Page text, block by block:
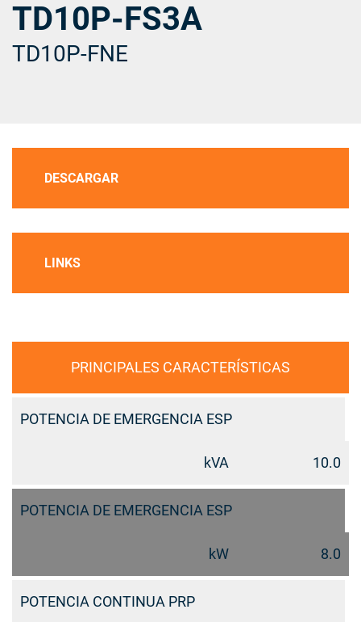
TD10P-FS3A
TD10P-FNE
DESCARGAR
LINKS
PRINCIPALES CARACTERÍSTICAS
POTENCIA DE EMERGENCIA ESP
kVA 10.0
POTENCIA DE EMERGENCIA ESP
kW 8.0
POTENCIA CONTINUA PRP